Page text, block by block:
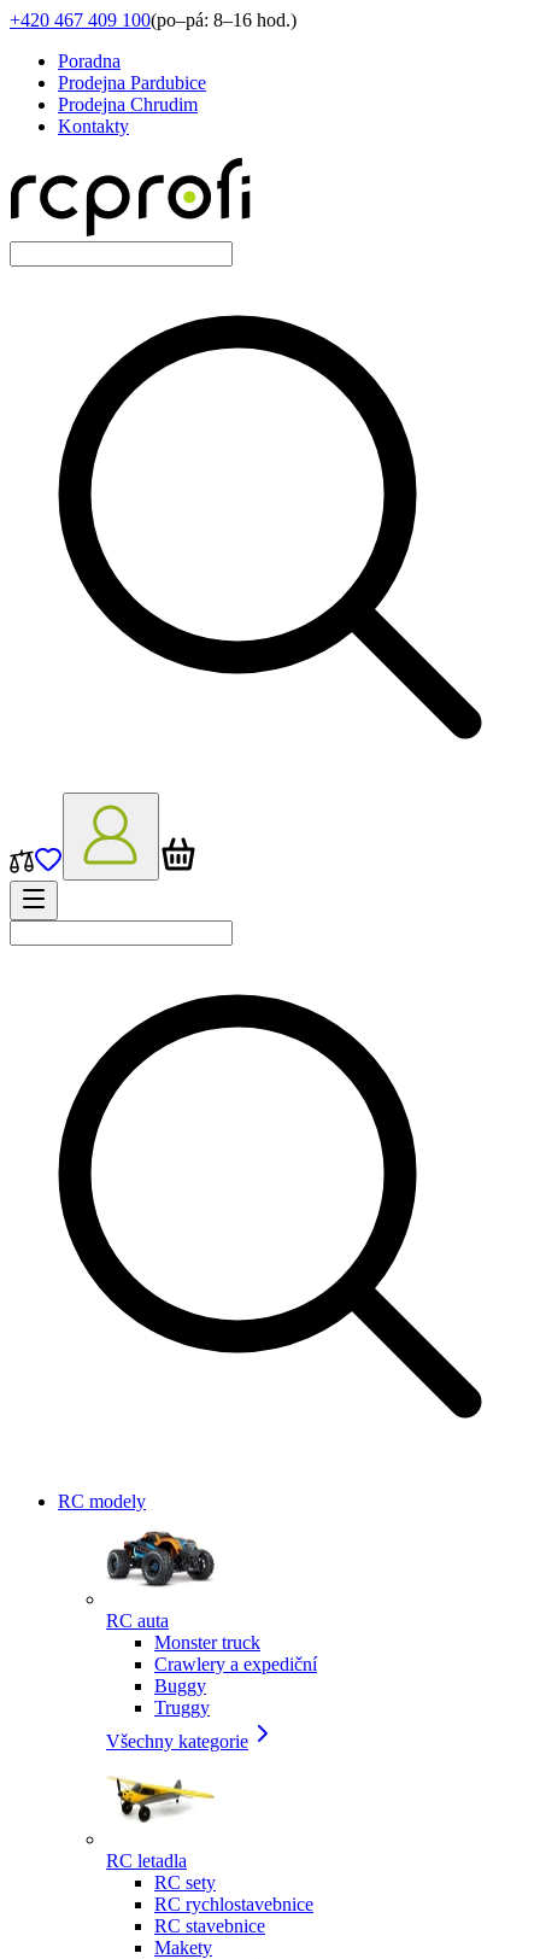
+420 467 409 100(po–pá: 8–16 hod.)
Poradna
Prodejna Pardubice
Prodejna Chrudim
Kontakty
RC modely
RC auta
Monster truck
Crawlery a expediční
Buggy
Truggy
Všechny kategorie
RC letadla
RC sety
RC rychlostavebnice
RC stavebnice
Makety